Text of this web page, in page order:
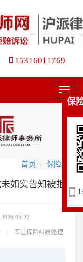
15316011769
菜
单
首页 保险理赔
如实告知被拒
05-27
| 专注保险纠纷处理
保